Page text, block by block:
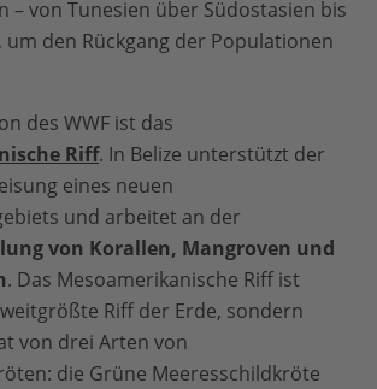
– von Tunesien über Südostasien bis
um den Rückgang der Populationen
des WWF ist das
Riff. In Belize unterstützt der
eines neuen
und arbeitet an der
von Korallen, Mangroven und
. Das Mesoamerikanische Riff ist
Riff der Erde, sondern
von drei Arten von
die Grüne Meeresschildkröte